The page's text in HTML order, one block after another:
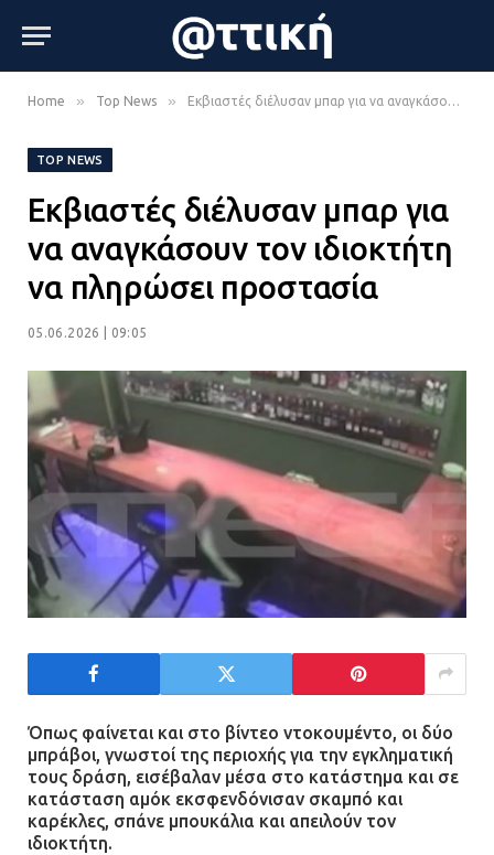
Home » Top News » Εκβιαστές διέλυσαν μπαρ για να αναγκάσουν τον ιδιοκτήτη να πληρώσει προστασία
TOP NEWS
Εκβιαστές διέλυσαν μπαρ για
να αναγκάσουν τον ιδιοκτήτη
να πληρώσει προστασία
05.06.2026 | 09:05
Όπως φαίνεται και στο βίντεο ντοκουμέντο, οι δύο
μπράβοι, γνωστοί της περιοχής για την εγκληματική
τους δράση, εισέβαλαν μέσα στο κατάστημα και σε
κατάσταση αμόκ εκσφενδόνισαν σκαμπό και
καρέκλες, σπάνε μπουκάλια και απειλούν τον
ιδιοκτήτη.